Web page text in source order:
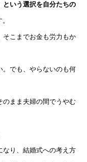
という選択を自分たちの
そこまでお金も労力もか
。でも、やらないのも何
のまま夫婦の間でうやむ
り、結婚式への考え方